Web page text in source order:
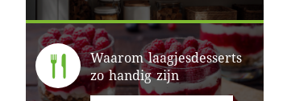
Waarom laagjesdesserts
zo handig zijn